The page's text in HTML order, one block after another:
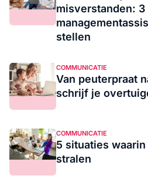
misverstanden:
stellen
COMMUNICATIE
Van peuterpraat
schrijf je
COMMUNICATIE
5 situaties
stralen